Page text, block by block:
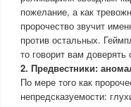
пожелание, а как
пророчество звучит
против остальных.
то говорит вам
2. Предвестники:
По мере того как
непредсказуемости: